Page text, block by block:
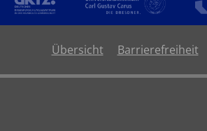
Übersicht Barrierefreiheit